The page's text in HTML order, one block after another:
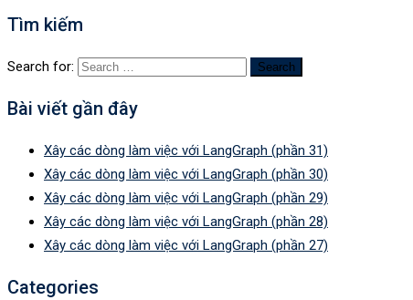
Tìm kiếm
Search for:
Bài viết gần đây
Xây các dòng làm việc với LangGraph (phần 31)
Xây các dòng làm việc với LangGraph (phần 30)
Xây các dòng làm việc với LangGraph (phần 29)
Xây các dòng làm việc với LangGraph (phần 28)
Xây các dòng làm việc với LangGraph (phần 27)
Categories